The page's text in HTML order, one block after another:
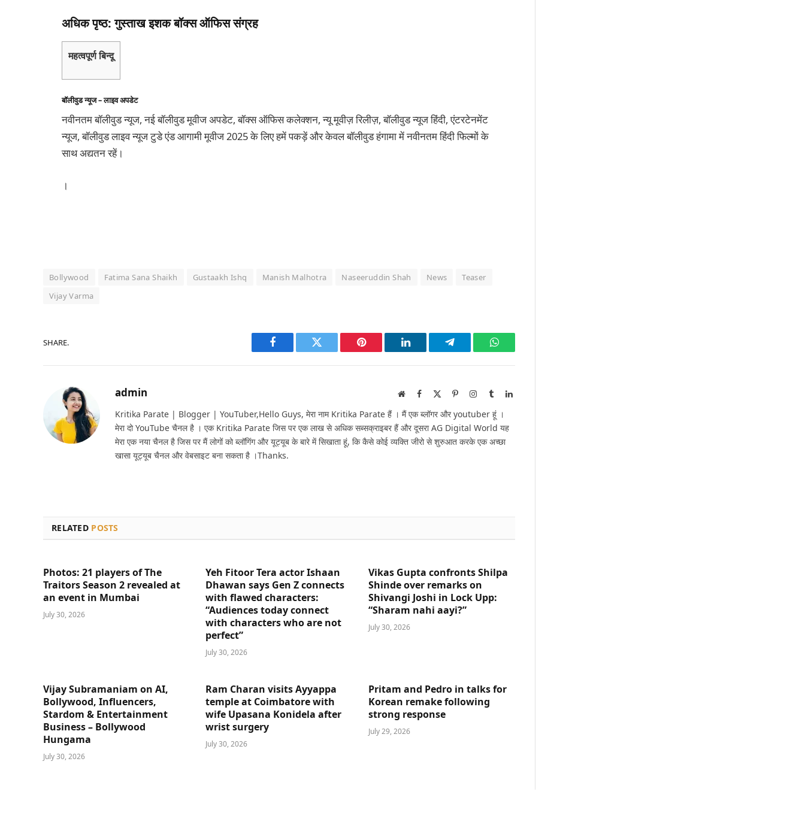
अधिक पृष्ठ: गुस्ताख इशक बॉक्स ऑफिस संग्रह
महत्वपूर्ण बिन्दू
बॉलीवुड न्यूज – लाइव अपडेट
नवीनतम बॉलीवुड न्यूज, नई बॉलीवुड मूवीज अपडेट, बॉक्स ऑफिस कलेक्शन, न्यू मूवीज़ रिलीज़, बॉलीवुड न्यूज हिंदी, एंटरटेनमेंट
न्यूज, बॉलीवुड लाइव न्यूज टुडे एंड आगामी मूवीज 2025 के लिए हमें पकड़ें और केवल बॉलीवुड हंगामा में नवीनतम हिंदी फिल्मों के
साथ अद्यतन रहें।
।
Bollywood Fatima Sana Shaikh Gustaakh Ishq Manish Malhotra Naseeruddin Shah News
Teaser
Vijay Varma
SHARE.
Facebook Twitter Pinterest LinkedIn Telegram WhatsApp
admin WebsiteFacebook PinterestInstagram
TumblrLinkedIn
Kritika Parate | Blogger | YouTuber,Hello Guys, मेरा नाम Kritika Parate हैं । मैं एक ब्लॉगर और youtuber हूं ।
मेरा दो YouTube चैनल है । एक Kritika Parate जिस पर एक लाख से अधिक सब्सक्राइबर हैं और दूसरा AG Digital World यह
मेरा एक नया चैनल है जिस पर मैं लोगों को ब्लॉगिंग और यूट्यूब के बारे में सिखाता हूं, कि कैसे कोई व्यक्ति जीरो से शुरुआत करके एक अच्छा
खासा यूट्यूब चैनल और वेबसाइट बना सकता है ।Thanks.
RELATED POSTS
Photos: 21 players of The
Traitors Season 2 revealed at
an event in Mumbai
July 30, 2026
Yeh Fitoor Tera actor Ishaan
Dhawan says Gen Z connects
with flawed characters:
“Audiences today connect
with characters who are not
perfect”
July 30, 2026
Vikas Gupta confronts Shilpa
Shinde over remarks on
Shivangi Joshi in Lock Upp:
“Sharam nahi aayi?”
July 30, 2026
Vijay Subramaniam on AI,
Bollywood, Influencers,
Stardom & Entertainment
Business – Bollywood
Hungama
July 30, 2026
Ram Charan visits Ayyappa
temple at Coimbatore with
wife Upasana Konidela after
wrist surgery
July 30, 2026
Pritam and Pedro in talks for
Korean remake following
strong response
July 29, 2026